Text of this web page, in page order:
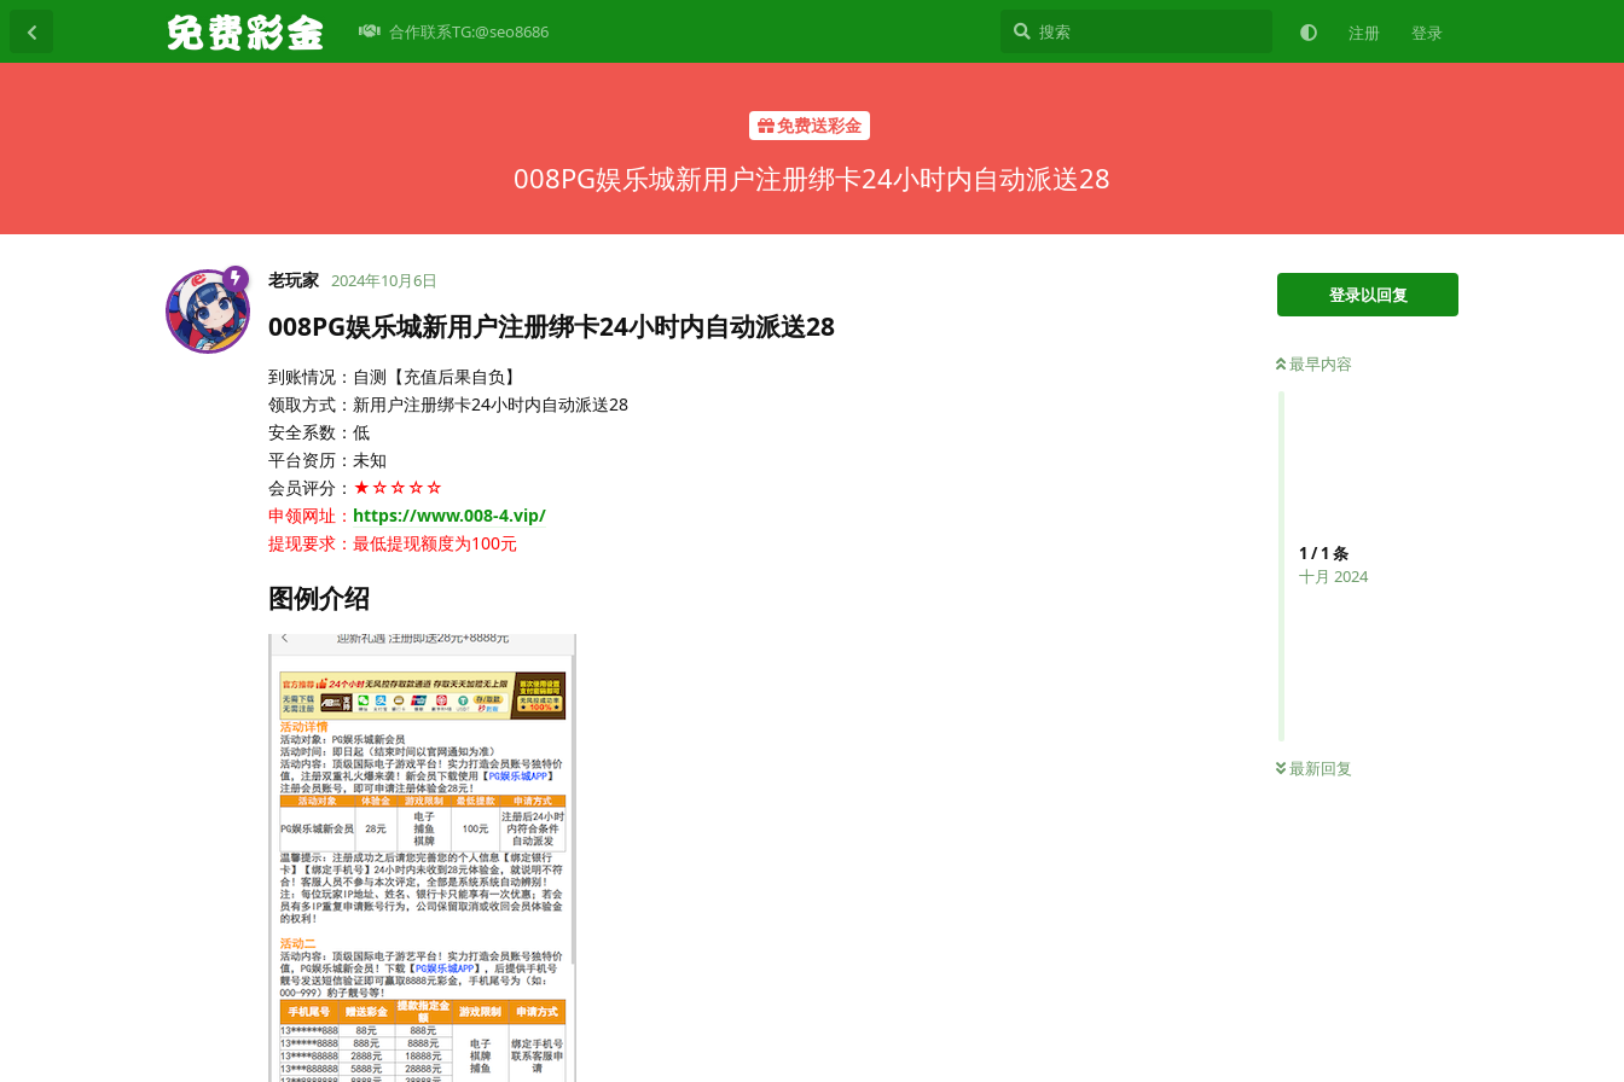
合作联系TG:@seo8686 注册 登录
免费送彩金
008PG娱乐城新用户注册绑卡24小时内自动派送28
登录以回复
最早内容
1 /1 条
十月 2024
最新回复
老玩家 2024年10月6日
008PG娱乐城新用户注册绑卡24小时内自动派送28
到账情况：自测【充值后果自负】
领取方式：新用户注册绑卡24小时内自动派送28
安全系数：低
平台资历：未知
会员评分： ★☆☆☆☆
申领网址： https://www.008-4.vip/
提现要求：最低提现额度为100元
图例介绍